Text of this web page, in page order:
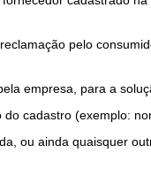
pelo
empresa, para a
cadastro (exemplo:
ou ainda quaisquer